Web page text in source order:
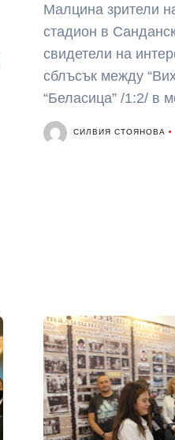
Малцина зрители
стадион в
свидетели на
сблъсък между
“Беласица” /1:2/ в
СИЛВИЯ СТОЯНОВА